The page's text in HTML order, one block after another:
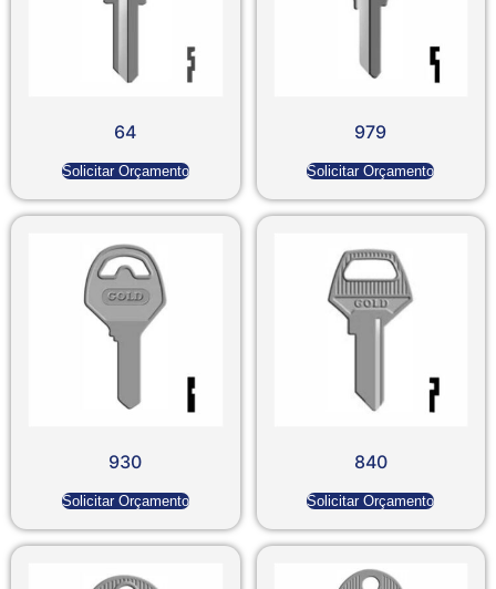
64
Solicitar Orçamento
979
Solicitar Orçamento
930
Solicitar Orçamento
840
Solicitar Orçamento